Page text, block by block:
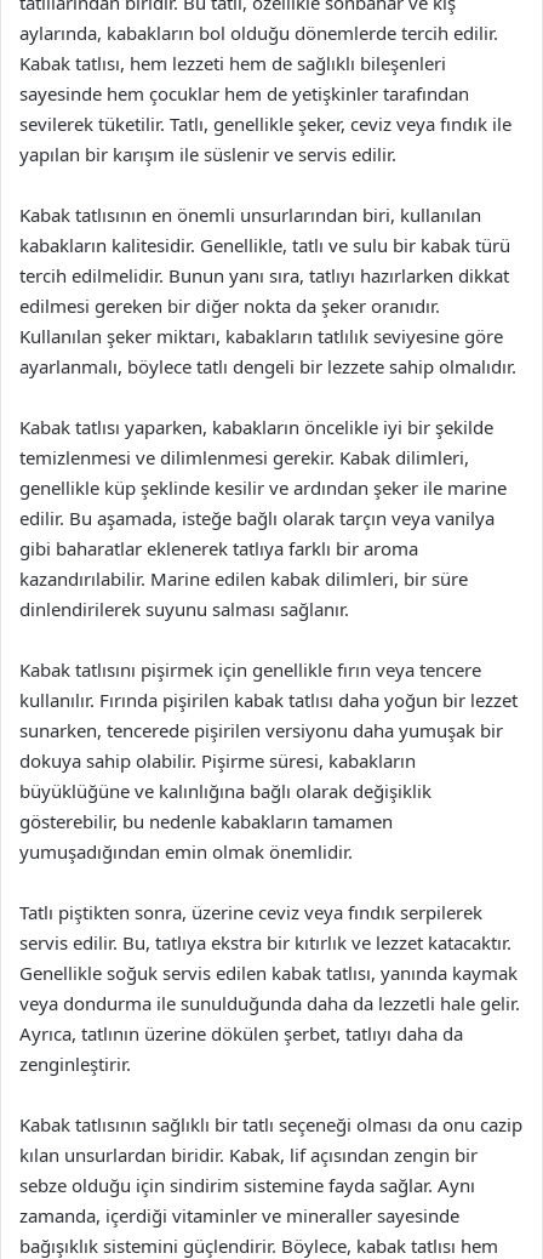
aylarında, kabakların bol olduğu dönemlerde tercih edilir.
Kabak tatlısı, hem lezzeti hem de sağlıklı bileşenleri
sayesinde hem çocuklar hem de yetişkinler tarafından
sevilerek tüketilir. Tatlı, genellikle şeker, ceviz veya fındık ile
yapılan bir karışım ile süslenir ve servis edilir.
Kabak tatlısının en önemli unsurlarından biri, kullanılan
kabakların kalitesidir. Genellikle, tatlı ve sulu bir kabak türü
tercih edilmelidir. Bunun yanı sıra, tatlıyı hazırlarken dikkat
edilmesi gereken bir diğer nokta da şeker oranıdır.
Kullanılan şeker miktarı, kabakların tatlılık seviyesine göre
ayarlanmalı, böylece tatlı dengeli bir lezzete sahip olmalıdır.
Kabak tatlısı yaparken, kabakların öncelikle iyi bir şekilde
temizlenmesi ve dilimlenmesi gerekir. Kabak dilimleri,
genellikle küp şeklinde kesilir ve ardından şeker ile marine
edilir. Bu aşamada, isteğe bağlı olarak tarçın veya vanilya
gibi baharatlar eklenerek tatlıya farklı bir aroma
kazandırılabilir. Marine edilen kabak dilimleri, bir süre
dinlendirilerek suyunu salması sağlanır.
Kabak tatlısını pişirmek için genellikle fırın veya tencere
kullanılır. Fırında pişirilen kabak tatlısı daha yoğun bir lezzet
sunarken, tencerede pişirilen versiyonu daha yumuşak bir
dokuya sahip olabilir. Pişirme süresi, kabakların
büyüklüğüne ve kalınlığına bağlı olarak değişiklik
gösterebilir, bu nedenle kabakların tamamen
yumuşadığından emin olmak önemlidir.
Tatlı piştikten sonra, üzerine ceviz veya fındık serpilerek
servis edilir. Bu, tatlıya ekstra bir kıtırlık ve lezzet katacaktır.
Genellikle soğuk servis edilen kabak tatlısı, yanında kaymak
veya dondurma ile sunulduğunda daha da lezzetli hale gelir.
Ayrıca, tatlının üzerine dökülen şerbet, tatlıyı daha da
zenginleştirir.
Kabak tatlısının sağlıklı bir tatlı seçeneği olması da onu cazip
kılan unsurlardan biridir. Kabak, lif açısından zengin bir
sebze olduğu için sindirim sistemine fayda sağlar. Aynı
zamanda, içerdiği vitaminler ve mineraller sayesinde
bağışıklık sistemini güçlendirir. Böylece, kabak tatlısı hem